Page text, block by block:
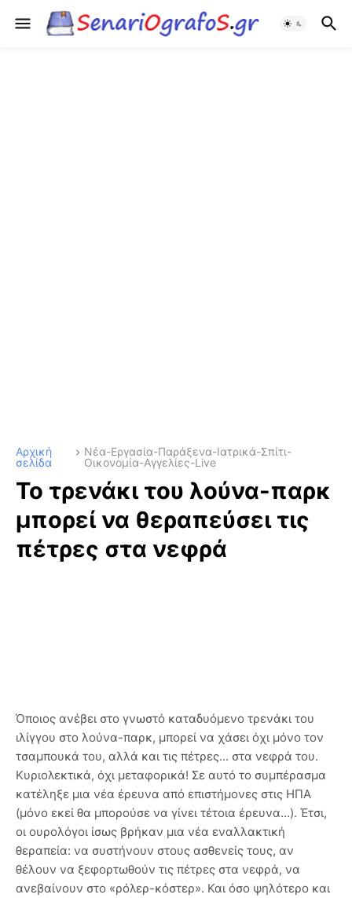
Αρχική
σελίδα
Νέα-Εργασία-Παράξενα-Ιατρικά-Σπίτι-
Οικονομία-Αγγελίες-Live
Το τρενάκι του λούνα-παρκ
μπορεί να θεραπεύσει τις
πέτρες στα νεφρά
Όποιος ανέβει στο γνωστό καταδυόμενο τρενάκι του
ιλίγγου στο λούνα-παρκ, μπορεί να χάσει όχι μόνο τον
τσαμπουκά του, αλλά και τις πέτρες... στα νεφρά του.
Κυριολεκτικά, όχι μεταφορικά! Σε αυτό το συμπέρασμα
κατέληξε μια νέα έρευνα από επιστήμονες στις ΗΠΑ
(μόνο εκεί θα μπορούσε να γίνει τέτοια έρευνα…). Έτσι,
οι ουρολόγοι ίσως βρήκαν μια νέα εναλλακτική
θεραπεία: να συστήνουν στους ασθενείς τους, αν
θέλουν να ξεφορτωθούν τις πέτρες στα νεφρά, να
ανεβαίνουν στο «ρόλερ-κόστερ». Και όσο ψηλότερο και